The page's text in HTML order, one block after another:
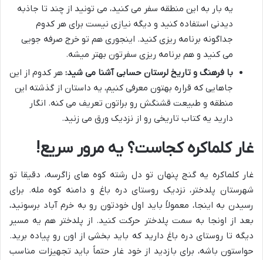
یه بار به این منطقه سفر می کنید، می تونید از چند تا جاذبه
دیدنی استفاده کنید و دیگه نیازی نیست برای هر کدوم
جداگونه برنامه ریزی کنید. اینجوری هم تو خرج صرفه جویی
می کنید و هم برنامه ریزی سفرتون بهتر میشه.
با فرهنگ و تاریخ لرستان حسابی آشنا می شید: هر کدوم از این
جاهایی که قراره بهتون معرفی کنیم، یه داستان از گذشته این
منطقه و طبیعت قشنگش رو براتون تعریف می کنه. انگار
دارید یه کتاب تاریخی رو از نزدیک ورق می زنید.
غار کلماکره کجاست؟ یه مرور سریع!
غار کلماکره یه گنج پنهان تو دل رشته کوه های زاگرسه، دقیقا تو
شهرستان پلدختر، نزدیک روستای دره باغ و دامنه کوه مله. برای
رسیدن به اینجا، معمولاً باید اول خودتون رو به خرم آباد برسونید،
بعد از اونجا به سمت پلدختر حرکت کنید. از پلدختر هم یه مسیر
دیگه تا روستای دره باغ دارید که باید بخشی از اون رو پیاده برید.
حواستون باشه، برای بازدید از خود غار حتماً باید تجهیزات مناسب